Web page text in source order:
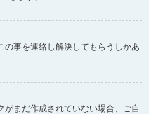
事を連絡し解決してもらうしかあ
まだ作成されていない場合、ご自